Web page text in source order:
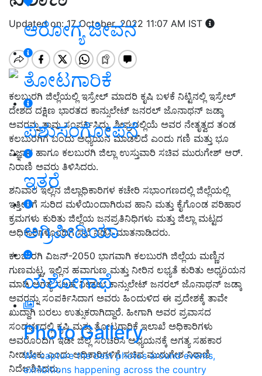
ಆರೋಗ್ಯ ಜೀವನ
ತೋಟಗಾರಿಕೆ
ಪಶುಸಂಗೋಪನೆ
ಇತರೆ
ಅಗ್ರಿಪೀಡಿಯಾ
ಯಶೋಗಾಥೆ
Photo Gallery
We capture the best photos around events,
exhibitions happening across the country
Updated on: 17 October, 2022 11:07 AM IST
ಕಲಬುರಗಿ ಜಿಲ್ಲೆಯಲ್ಲಿ ಇಸ್ರೇಲ್ ಮಾದರಿ ಕೃಷಿ ಬಳಕೆ ನಿಟ್ಟಿನಲ್ಲಿ ಇಸ್ರೇಲ್
ದೇಶದ ದಕ್ಷಿಣ ಭಾರತದ ಕಾನ್ಸುಲೇಟ್ ಜನರಲ್ ಜೊನಾಥನ್ ಜಡ್ಕಾ
ಅವರನ್ನು ತಾವು ಸಂಪರ್ಕಿಸಿದ್ದು, ಶೀಘ್ರದಲ್ಲಿಯೆ ಅವರ ನೇತೃತ್ವದ ತಂಡ
ಕಲಬುರಗಿಗೆ ಬಂದು ಅಧ್ಯಯನ ಮಾಡಲಿದೆ ಎಂದು ಗಣಿ ಮತ್ತು ಭೂ
ವಿಜ್ಞಾನ ಹಾಗೂ ಕಲಬುರಗಿ ಜಿಲ್ಲಾ ಉಸ್ತುವಾರಿ ಸಚಿವ ಮುರುಗೇಶ್ ಆರ್.
ನಿರಾಣಿ ಅವರು ತಿಳಿಸಿದರು.
ಶನಿವಾರ ಇಲ್ಲಿನ ಜಿಲ್ಲಾಧಿಕಾರಿಗಳ ಕಚೇರಿ ಸಭಾಂಗಣದಲ್ಲಿ ಜಿಲ್ಲೆಯಲ್ಲಿ
ಇತ್ತೀಚೆಗೆ ಸುರಿದ ಮಳೆಯಿಂದಾಗಿರುವ ಹಾನಿ ಮತ್ತು ಕೈಗೊಂಡ ಪರಿಹಾರ
ಕ್ರಮಗಳು ಕುರಿತು ಜಿಲ್ಲೆಯ ಜನಪ್ರತಿನಿಧಿಗಳು ಮತ್ತು ಜಿಲ್ಲಾ ಮಟ್ಟದ
ಅಧಿಕಾರಿಗಳೊಂದಿಗೆ ಸಭೆ ನಡೆಸಿ ಮಾತನಾಡಿದರು.
ಕಲಬುರಗಿ ವಿಜನ್-2050 ಭಾಗವಾಗಿ ಕಲಬುರಗಿ ಜಿಲ್ಲೆಯ ಮಣ್ಣಿನ
ಗುಣಮಟ್ಟ, ಇಲ್ಲಿನ ಹವಾಗುಣ ಮತ್ತು ನೀರಿನ ಲಭ್ಯತೆ ಕುರಿತು ಅಧ್ಯöಯನ
ಮಾಡಿ ಅಗತ್ಯ ಸಲಹೆ ನೀಡಲು ಕಾನ್ಸುಲೇಟ್ ಜನರಲ್ ಜೊನಾಥನ್ ಜಡ್ಕಾ
ಅವರನ್ನು ಸಂಪರ್ಕಿಸಿದಾಗ ಅವರು ಹಿಂದುಳಿದ ಈ ಪ್ರದೇಶಕ್ಕೆ ತಾವೇ
ಖುದ್ದಾಗಿ ಬರಲು ಉತ್ಸುಕರಾಗಿದ್ದಾರೆ. ಹೀಗಾಗಿ ಅವರ ಪ್ರವಾಸದ
ಸಂದರ್ಭದಲ್ಲಿ ಕೃಷಿ ಮತ್ತು ತೋಟಗಾರಿಕೆ ಇಲಾಖೆ ಅಧಿಕಾರಿಗಳು
ಅವರೊಂದಿಗೆ ಇಡೀ ಜಿಲ್ಲೆ ಸಂಚರಿಸಿ ಅಧ್ಯಯನಕ್ಕೆ ಅಗತ್ಯ ಸಹಕಾರ
ನೀಡಬೇಕು ಎಂದು ಅಧಿಕಾರಿಗಳಿಗೆ ಸಚಿವ ಮುರುಗೇಶ ನಿರಾಣಿ
ನಿರ್ದೇಶಿಸಿದರು.